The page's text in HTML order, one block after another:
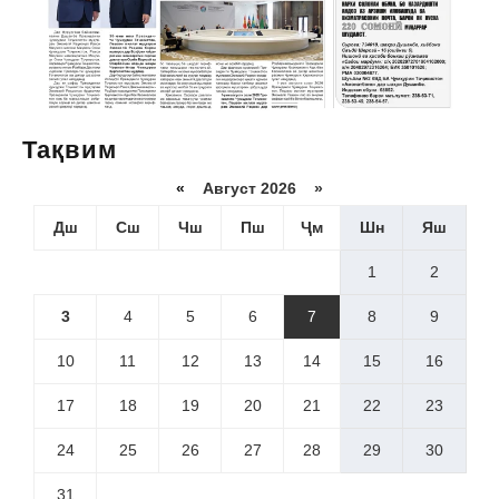
Тақвим
« Август 2026 »
Дш Сш Чш Пш Ҷм Шн Яш
1 2
3 4 5 6 7 8 9
10 11 12 13 14 15 16
17 18 19 20 21 22 23
24 25 26 27 28 29 30
31